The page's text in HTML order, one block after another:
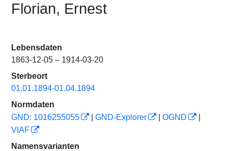
Florian, Ernest
Lebensdaten
1863-12-05 – 1914-03-20
Sterbeort
01.01.1894-01.04.1894
Normdaten
GND: 1016255055
GND-Explorer OGND
VIAF
Namensvarianten